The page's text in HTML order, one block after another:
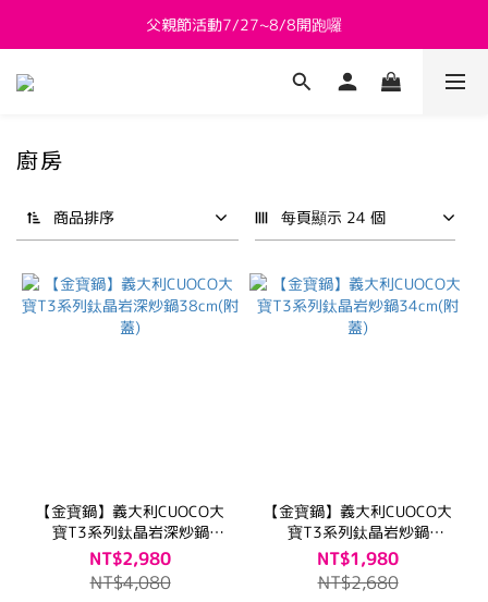
新會員送 $800購物金
父親節活動7/27~8/8開跑囉
新會員送 $800購物金
廚房
商品排序 每頁顯示 24 個
【金寶鍋】義大利CUOCO大
寶T3系列鈦晶岩深炒鍋
38cm(附蓋)
NT$2,980
NT$4,080
【金寶鍋】義大利CUOCO大
寶T3系列鈦晶岩炒鍋
34cm(附蓋)
NT$1,980
NT$2,680